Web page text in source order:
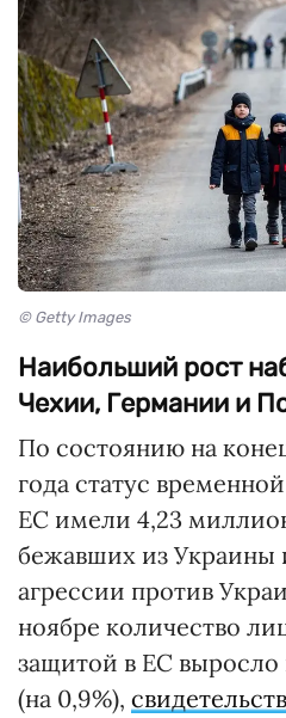
© Getty Images
Наибольший рост
Чехии, Германии и
По состоянию на
года статус
ЕС имели 4,23
бежавших из Украины
агрессии против
ноябре количество
защитой в ЕС выросло
(на 0,9%),